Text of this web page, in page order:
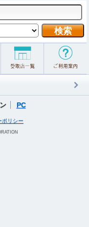
PC
ポリシー